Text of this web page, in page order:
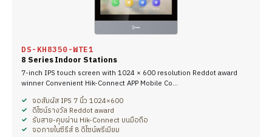
DS-KH8350-WTE1
8 Series Indoor Stations
7-inch IPS touch screen with 1024 × 600 resolution Reddot award
winner Convenient Hik-Connect APP Mobile Co…
จอสัมผัส IPS 7 นิ้ว 1024×600
ดีไซน์รางวัล Reddot award
รับสาย-คุมผ่าน Hik-Connect บนมือถือ
จอภายในซีรีส์ 8 ดีไซน์พรีเมียม